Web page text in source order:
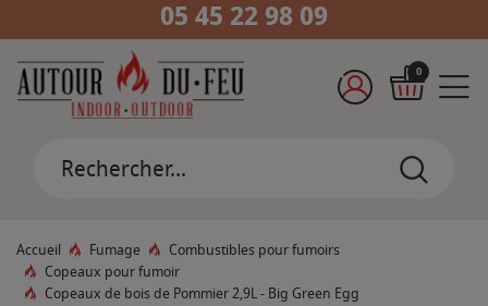
05 45 22 98 09
0
Accueil Fumage
Combustibles pour fumoirs
Copeaux pour fumoir
Copeaux de bois de Pommier 2,9L - Big Green Egg